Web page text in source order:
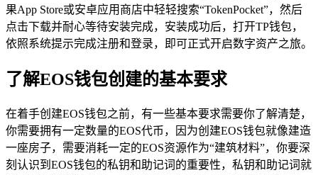
果App Store或安卓应用商店中轻轻搜索“TokenPocket”，然后
点击下载并耐心等待安装完成，安装成功后，打开TP钱包，
依照系统提示完成注册和登录，即可正式开启数字资产之旅。
了解EOS钱包创建的基本要求
在着手创建EOS钱包之前，有一些基本要求需要你了解清楚，
你需要拥有一定数量的EOS代币，因为创建EOS钱包就像建造
一座房子，需要消耗一定的EOS资源作为“建筑材料”，你要深
刻认识到EOS钱包的私钥和助记词的重要性，私钥和助记词就